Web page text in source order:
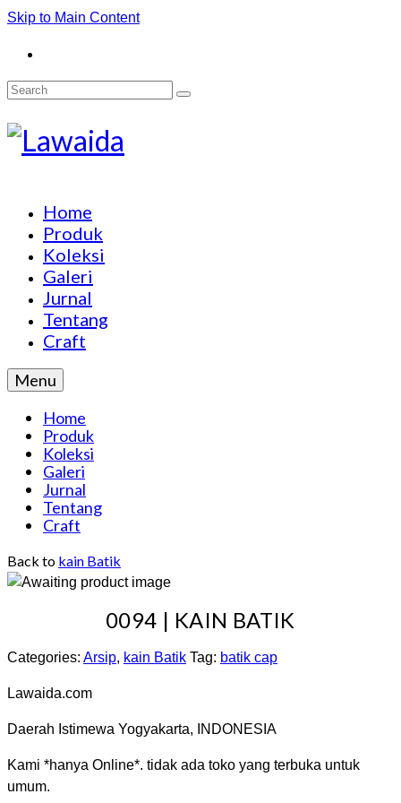
Skip to Main Content
Search
Home
Produk
Koleksi
Galeri
Jurnal
Tentang
Craft
Menu
Home
Produk
Koleksi
Galeri
Jurnal
Tentang
Craft
Back to kain Batik
0094 | KAIN BATIK
Categories: Arsip, kain Batik Tag: batik cap
Lawaida.com
Daerah Istimewa Yogyakarta, INDONESIA
Kami *hanya Online*. tidak ada toko yang terbuka untuk
umum.